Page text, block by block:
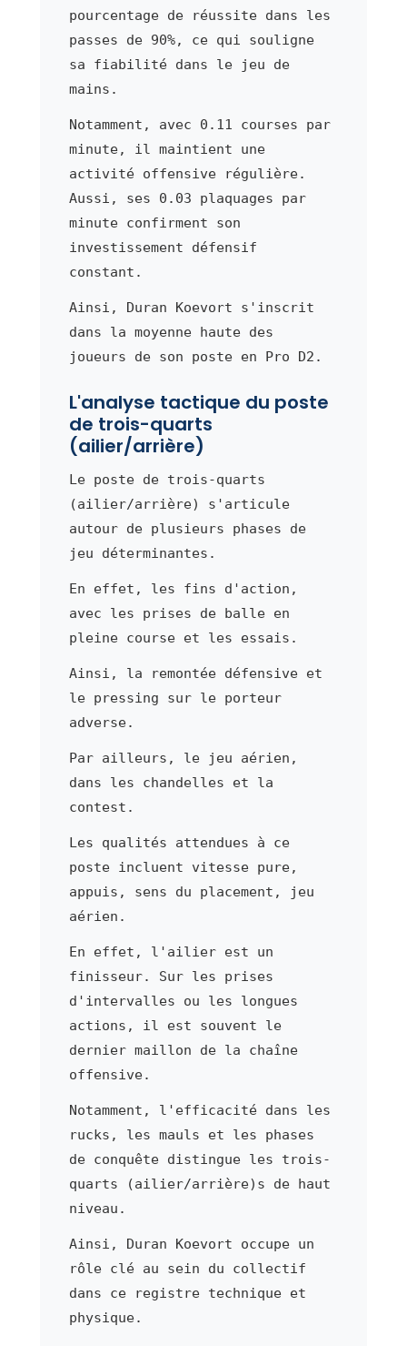
pourcentage de réussite dans les
passes de 90%, ce qui souligne
sa fiabilité dans le jeu de
mains.
Notamment, avec 0.11 courses par
minute, il maintient une
activité offensive régulière.
Aussi, ses 0.03 plaquages par
minute confirment son
investissement défensif
constant.
Ainsi, Duran Koevort s'inscrit
dans la moyenne haute des
joueurs de son poste en Pro D2.
L'analyse tactique du poste
de trois-quarts
(ailier/arrière)
Le poste de trois-quarts
(ailier/arrière) s'articule
autour de plusieurs phases de
jeu déterminantes.
En effet, les fins d'action,
avec les prises de balle en
pleine course et les essais.
Ainsi, la remontée défensive et
le pressing sur le porteur
adverse.
Par ailleurs, le jeu aérien,
dans les chandelles et la
contest.
Les qualités attendues à ce
poste incluent vitesse pure,
appuis, sens du placement, jeu
aérien.
En effet, l'ailier est un
finisseur. Sur les prises
d'intervalles ou les longues
actions, il est souvent le
dernier maillon de la chaîne
offensive.
Notamment, l'efficacité dans les
rucks, les mauls et les phases
de conquête distingue les trois-
quarts (ailier/arrière)s de haut
niveau.
Ainsi, Duran Koevort occupe un
rôle clé au sein du collectif
dans ce registre technique et
physique.